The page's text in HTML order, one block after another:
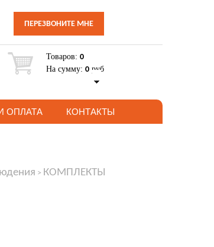
ПЕРЕЗВОНИТЕ МНЕ
Товаров: 0
На сумму: 0 руб
ОПЛАТА КОНТАКТЫ
> КОМПЛЕКТЫ